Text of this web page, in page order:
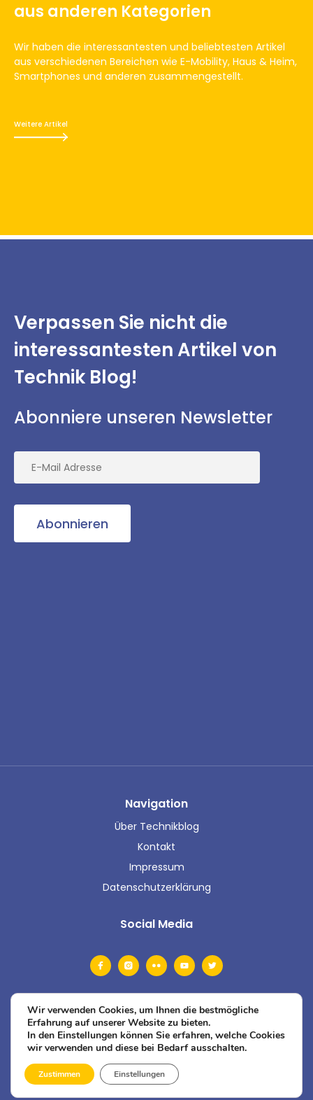
aus anderen Kategorien
Wir haben die interessantesten und beliebtesten Artikel
aus verschiedenen Bereichen wie E-Mobility, Haus & Heim,
Smartphones und anderen zusammengestellt.
Weitere Artikel
Verpassen Sie nicht die
interessantestenArtikel von
Technik Blog!
Abonniere unseren Newsletter
Abonnieren
© 2026 Technikblog
Navigation
Über Technikblog
Kontakt
Impressum
Datenschutzerklärung
Social Media
Wir verwenden Cookies, um Ihnen die bestmögliche
Erfahrung auf unserer Website zu bieten.
In den Einstellungen können Sie erfahren, welche Cookies
wir verwenden und diese bei Bedarf ausschalten.
Zustimmen Einstellungen